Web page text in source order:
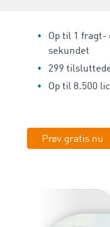
Op til 1 fragt-
sekundet
299
Op til 8.500
Prøv gratis nu